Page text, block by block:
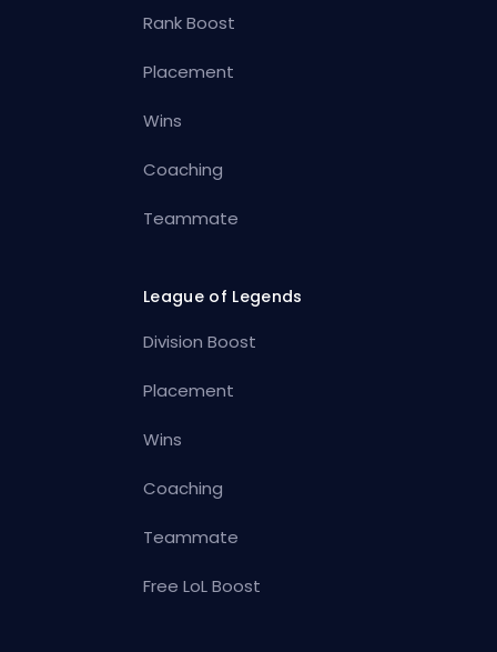
Rank Boost
Placement
Wins
Coaching
Teammate
League of Legends
Division Boost
Placement
Wins
Coaching
Teammate
Free LoL Boost